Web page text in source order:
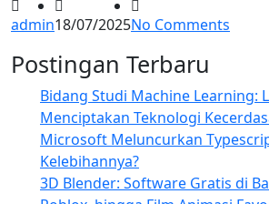
admin18/07/2025No Comments
Postingan Terbaru
Bidang Studi Machine Learning:
Menciptakan Teknologi
Microsoft Meluncurkan
Kelebihannya?
3D Blender: Software Gratis di